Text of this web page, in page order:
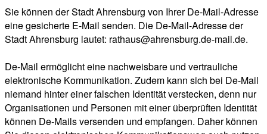
Sie können der Stadt Ahrensburg von Ihrer De-Mail-Adresse
eine gesicherte E-Mail senden. Die De-Mail-Adresse der
Stadt Ahrensburg lautet: rathaus@ahrensburg.de-mail.de.
De-Mail ermöglicht eine nachweisbare und vertrauliche
elektronische Kommunikation. Zudem kann sich bei De-Mail
niemand hinter einer falschen Identität verstecken, denn nur
Organisationen und Personen mit einer überprüften Identität
können De-Mails versenden und empfangen. Daher können